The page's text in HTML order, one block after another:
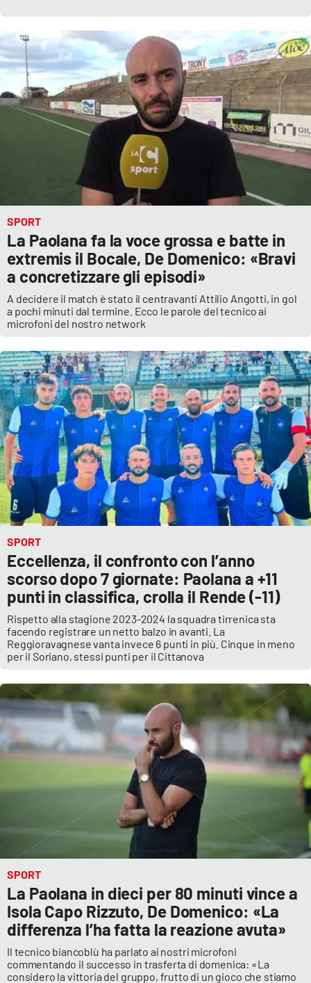
SPORT
La Paolana fa la voce grossa e batte in
extremis il Bocale, De Domenico: «Bravi
a concretizzare gli episodi»
A decidere il match è stato il centravanti Attilio Angotti, in gol
a pochi minuti dal termine. Ecco le parole del tecnico ai
microfoni del nostro network
SPORT
Eccellenza, il confronto con l’anno
scorso dopo 7 giornate: Paolana a +11
punti in classifica, crolla il Rende (-11)
Rispetto alla stagione 2023-2024 la squadra tirrenica sta
facendo registrare un netto balzo in avanti. La
Reggioravagnese vanta invece 6 punti in più. Cinque in meno
per il Soriano, stessi punti per il Cittanova
SPORT
La Paolana in dieci per 80 minuti vince a
Isola Capo Rizzuto, De Domenico: «La
differenza l’ha fatta la reazione avuta»
Il tecnico biancoblù ha parlato ai nostri microfoni
commentando il successo in trasferta di domenica: «La
considero la vittoria del gruppo, frutto di un gioco che stiamo